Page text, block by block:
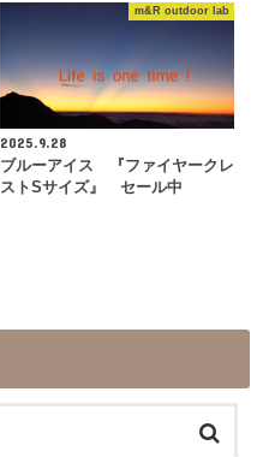
m&R outdoor lab
2025.9.28
ブルーアイス 『ファイヤークレ
ストSサイズ』 セール中